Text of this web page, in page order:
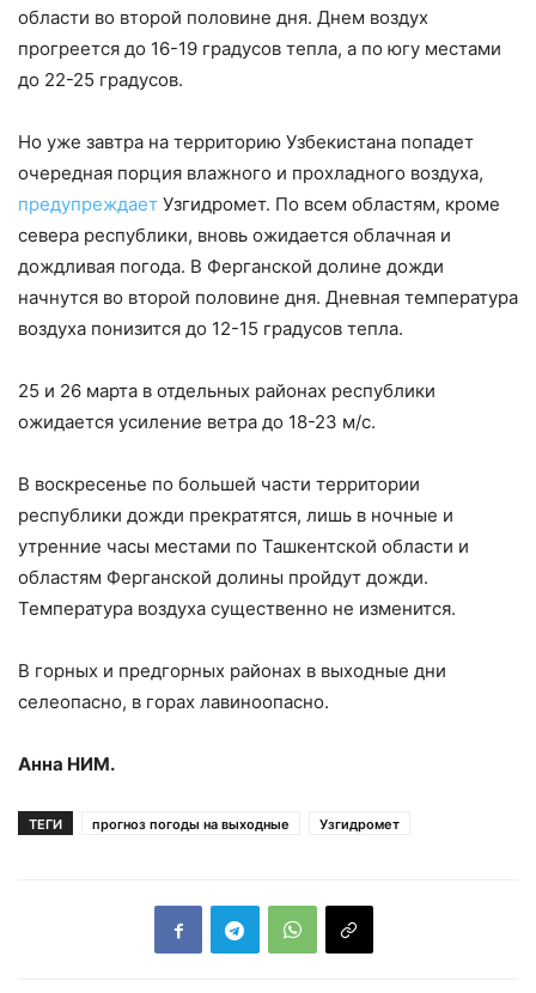
области во второй половине дня. Днем воздух
прогреется до 16-19 градусов тепла, а по югу местами
до 22-25 градусов.
Но уже завтра на территорию Узбекистана попадет
очередная порция влажного и прохладного воздуха,
предупреждает Узгидромет. По всем областям, кроме
севера республики, вновь ожидается облачная и
дождливая погода. В Ферганской долине дожди
начнутся во второй половине дня. Дневная температура
воздуха понизится до 12-15 градусов тепла.
25 и 26 марта в отдельных районах республики
ожидается усиление ветра до 18-23 м/с.
В воскресенье по большей части территории
республики дожди прекратятся, лишь в ночные и
утренние часы местами по Ташкентской области и
областям Ферганской долины пройдут дожди.
Температура воздуха существенно не изменится.
В горных и предгорных районах в выходные дни
селеопасно, в горах лавиноопасно.
Анна НИМ.
ТЕГИ прогноз погоды на выходные Узгидромет